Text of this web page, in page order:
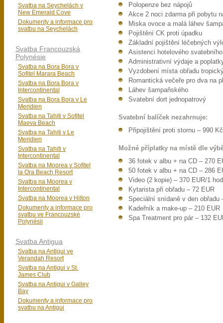
Polopenze bez nápojů
Akce 2 noci zdarma při pobytu
Miska ovoce a malá láhev
Pojištění CK proti úpadku
Základní pojištění léčebných
Asistenci hotelového
Administrativní výdaje a
Vyzdobení místa obřadu
Romantická večeře pro dva na
Láhev šampaňského
Svatební dort jednopatrový
Svatební balíček nezahrnuje:
Připojištění proti stornu – 990
Možné příplatky na místě dle
36 fotek v albu + na CD – 270
50 fotek v albu + na CD – 286
Video (2 kopie) – 370 EUR/1
Kytarista při obřadu – 72 EUR
Speciální snídaně v den obřadu
Kadeřník a make-up – 210 EUR
Spa Treatment pro pár – 132
Svatba na Seychelách v
New Emerald Cove
Dokumenty a informace pro
svatbu na Seychelách
Svatba Francouzská
Polynésie
Svatba na Bora Bora v
Sofitel Marara Beach
Svatba na Bora Bora v
Intercontinental
Svatba na Bora Bora v Le
Meridien
Svatba na Tahiti v Sofitel
Maeva Beach
Svatba na Tahiti v Le
Meridien
Svatba na Tahiti v
Intercontinental
Svatba na Moorea v Sofitel
Ia Ora Beach Resort
Svatba na Moorea v
Intercontinental
Svatba na Moorea v Hilton
Dokumenty a informace pro
svatbu ve Francouzské
Polynésii
Svatba Antigua
Svatba na Antigui ve
Verandah Resort
Svatba na Antigui v St.
James Club
Svatba na Antigui v Galley
Bay
Dokumenty a informace pro
svatbu na Antigui